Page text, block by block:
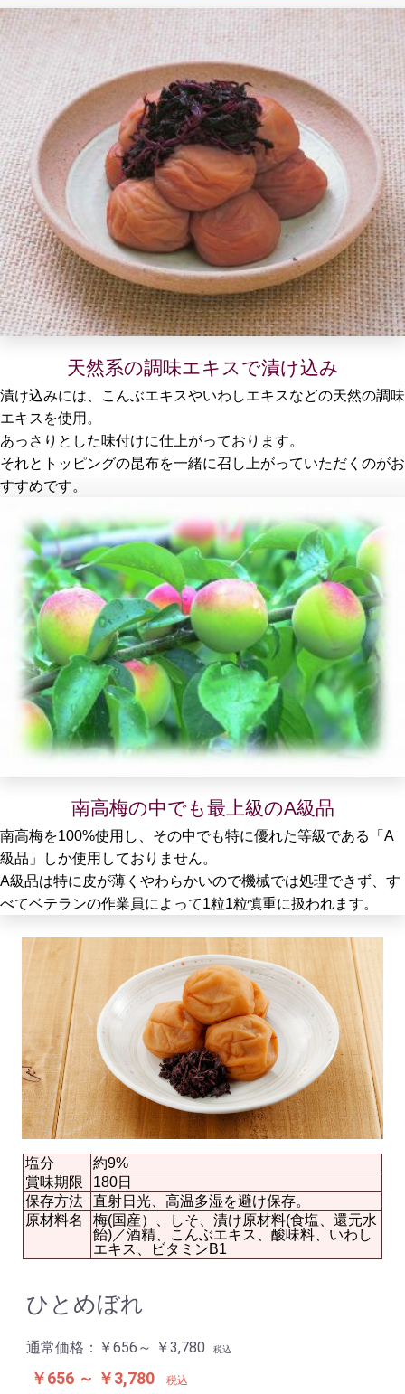
天然系の調味エキスで漬け込み
漬け込みには、こんぶエキスやいわしエキスなどの天然の調味
エキスを使用。
あっさりとした味付けに仕上がっております。
それとトッピングの昆布を一緒に召し上がっていただくのがお
すすめです。
南高梅の中でも最上級のA級品
南高梅を100%使用し、その中でも特に優れた等級である「A
級品」しか使用しておりません。
A級品は特に皮が薄くやわらかいので機械では処理できず、す
べてベテランの作業員によって1粒1粒慎重に扱われます。
塩分
約9%
賞味期限
180日
保存方法
直射日光、高温多湿を避け保存。
原材料名
梅(国産）、しそ、漬け原材料(食塩、還元水
飴)／酒精、こんぶエキス、酸味料、いわし
エキス、ビタミンB1